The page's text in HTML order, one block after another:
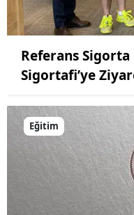
Referans
Sigortafi’ye
Eğitim